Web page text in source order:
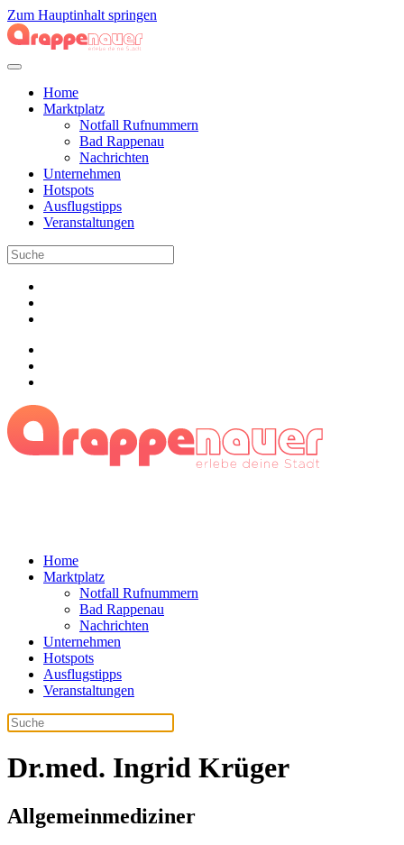
Zum Hauptinhalt springen
Home
Marktplatz
Notfall Rufnummern
Bad Rappenau
Nachrichten
Unternehmen
Hotspots
Ausflugstipps
Veranstaltungen
Home
Marktplatz
Notfall Rufnummern
Bad Rappenau
Nachrichten
Unternehmen
Hotspots
Ausflugstipps
Veranstaltungen
Dr.med. Ingrid Krüger
Allgemeinmediziner